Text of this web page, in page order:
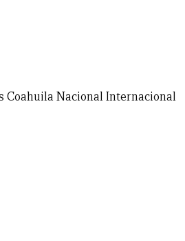
Coahuila NacionalInternacional